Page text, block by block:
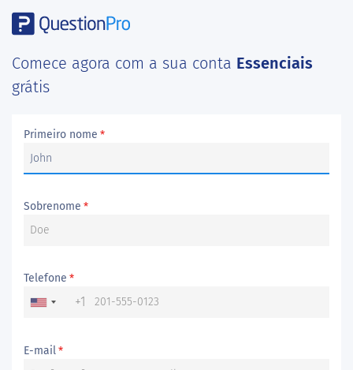
Comece agora com a sua conta Essenciais
grátis
Primeiro nome *
Sobrenome *
Telefone *
+1
E-mail*